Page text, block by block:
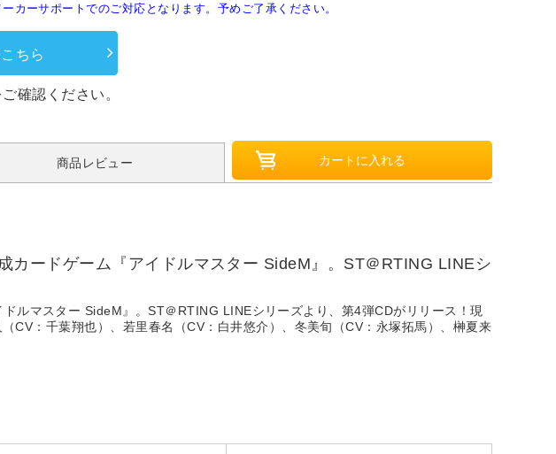
ーサポートでのご対応となります。予めご了承ください。
ちら
確認ください。
商品レビュー
カードゲーム『アイドルマスター SideM』。ST＠RTING LINEシ
ルマスター SideM』。ST＠RTING LINEシリーズより、第4弾CDがリリース！現
：千葉翔也）、若里春名（CV：白井悠介）、冬美旬（CV：永塚拓馬）、榊夏来